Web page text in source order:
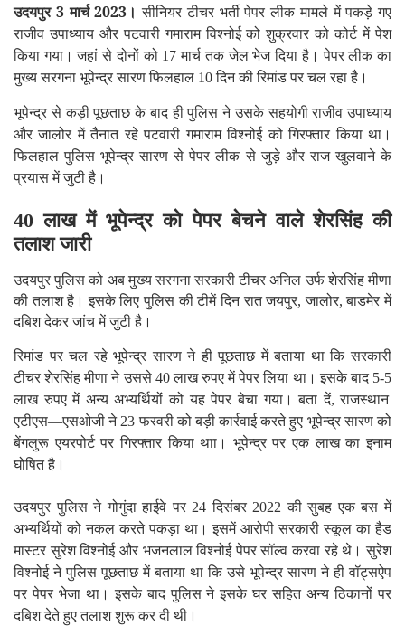
उदयपुर 3 मार्च 2023।सीनियर टीचर भर्ती पेपर लीक मामले में पकड़े गए
राजीव उपाध्याय और पटवारी गमाराम विश्नोई को शुक्रवार को कोर्ट में पेश
किया गया। जहां से दोनों को 17मार्च तक जेल भेज दिया है। पेपर लीक का
मुख्य सरगना भूपेन्द्र सारण फिलहाल 10दिन की रिमांड पर चल रहा है।
भूपेन्द्र से कड़ी पूछताछ के बाद ही पुलिस ने उसके सहयोगी राजीव उपाध्याय
और जालोर में तैनात रहे पटवारी गमाराम विश्नोई को गिरफ्तार किया था।
फिलहाल पुलिस भूपेन्द्र सारण से पेपर लीक से जुड़े और राज खुलवाने के
प्रयास में जुटी है।
40लाख में भूपेन्द्र को पेपर बेचने वाले शेरसिंह की
तलाश जारी
उदयपुर पुलिस को अब मुख्य सरगना सरकारी टीचर अनिल उर्फ शेरसिंह मीणा
की तलाश है। इसके लिए पुलिस की टीमें दिन रात जयपुर,जालोर,बाडमेर में
दबिश देकर जांच में जुटी है।
रिमांड पर चल रहे भूपेन्द्र सारण ने ही पूछताछ में बताया ​था कि सरकारी
टीचर शेरसिंह मीणा ने उससे 40लाख रुपए में पेपर लिया था। इसके बाद 5-5
लाख रुपए में अन्य अभ्यर्थियोंं को यह पेपर बेचा गया। बता दें,राजस्थान
एटीएस—एसओजी ने23 फरवरी को बड़ी कार्रवाई करते हुए भूपेन्द्र सारण को
बेंगलुरू एयरपोर्ट पर गिरफ्तार किया थाा। भूपेन्द्र पर एक लाख का इनाम
घोषित है।
उदयपुर पुलिस ने गोगुंदा हाईवे पर24दिसंबर2022की सुबह एक बस में
अभ्यर्थियों को नकल करते पकड़ा था। इसमें आरोपी सरकारी स्कूल का हैड
मास्टर सुरेश विश्नोई और भजनलाल विश्नोई पेपर सॉल्व करवा रहे थे। सुरेश
विश्नोई ने पुलिस पूछताछ में बताया था कि उसे भूपेन्द्र सारण ने ही वॉट्सऐप
पर पेपर भेजा था। इसके बाद पुलिस ने इसके घर सहित अन्य ठिकानों पर
दबिश देते हुए तलाश शुरू कर दी थी।